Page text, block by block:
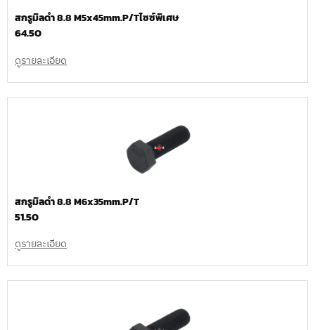
สกรูมิลดำ 8.8 M5x45mm.P/Tไซซ์พิเศษ
64.50
ดูรายละเอียด
สกรูมิลดำ 8.8 M6x35mm.P/T
51.50
ดูรายละเอียด